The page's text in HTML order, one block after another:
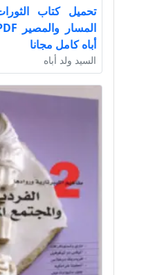
تحميل كتاب
أباه كامل مجانا
السيد ولد أباه